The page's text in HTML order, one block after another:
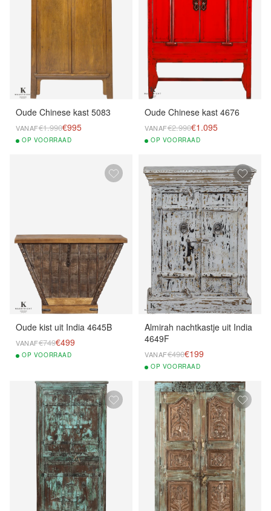
Oude Chinese kast 5083
VANAF€1.990€995
OP VOORRAAD
Oude Chinese kast 4676
VANAF€2.990€1.095
OP VOORRAAD
Oude kist uit India 4645B
VANAF€749€499
OP VOORRAAD
Almirah nachtkastje uit India
4649F
VANAF€490€199
OP VOORRAAD